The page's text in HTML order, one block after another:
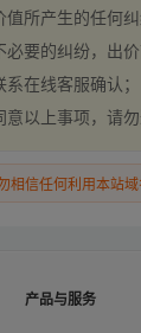
值所产生的任何
必要的纠纷，出
在线客服确认；
意以上事项，请
相信任何利用本站
产品与服务